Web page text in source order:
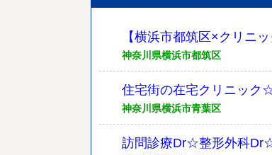
【横浜市都筑区×クリニ
神奈川県横浜市都筑区
住宅街の在宅クリニック
神奈川県横浜市青葉区
訪問診療Dr☆整形外科